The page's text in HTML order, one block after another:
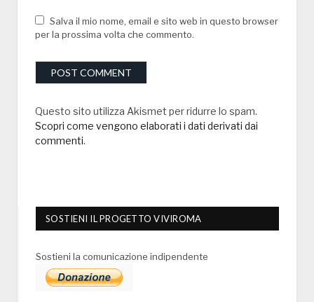
Salva il mio nome, email e sito web in questo browser
per la prossima volta che commento.
Questo sito utilizza Akismet per ridurre lo spam.
Scopri come vengono elaborati i dati derivati dai
commenti.
SOSTIENI IL PROGETTO VIVIROMA
Sostieni la comunicazione indipendente